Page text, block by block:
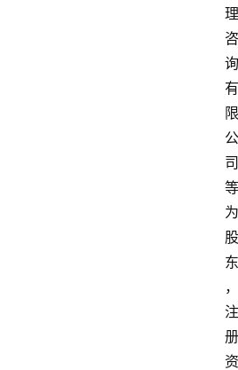
理
咨
询
有
限
公
司
等
为
股
东
，
注
册
资